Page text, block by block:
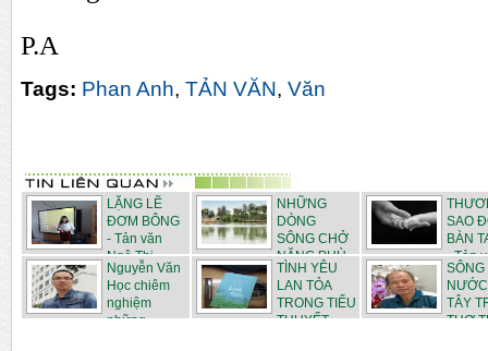
P.A
Tags: Phan Anh, TẢN VĂN, Văn
LẶNG LẼ
ĐƠM BÔNG
- Tản văn
Ngô Thị...
NHỮNG
DÒNG
SÔNG CHỞ
NẶNG PHÙ
SA - ...
SAO
BÀN
- Tản
Nguyễn Văn
Học chiêm
nghiệm
những ...
TÌNH YÊU
LAN TỎA
TRONG TIỂU
THUYẾT ...
SÔNG
TÂY
THƠ